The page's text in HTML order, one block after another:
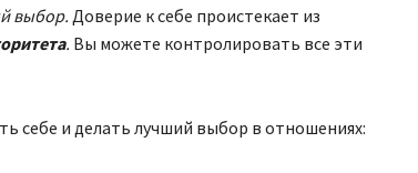
выбор. Доверие к себе проистекает из
. Вы можете контролировать все эти
себе и делать лучший выбор в отношениях: